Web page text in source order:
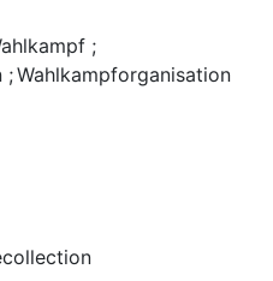
interpersonellen
den Tür-zu-Tür-
aus datengestützter
Infrastruktur
scheinbar antiquierten
gesellschaftliche
Entwicklungen im
erklären. Auf Basis
;
;Wahlkampforganisation